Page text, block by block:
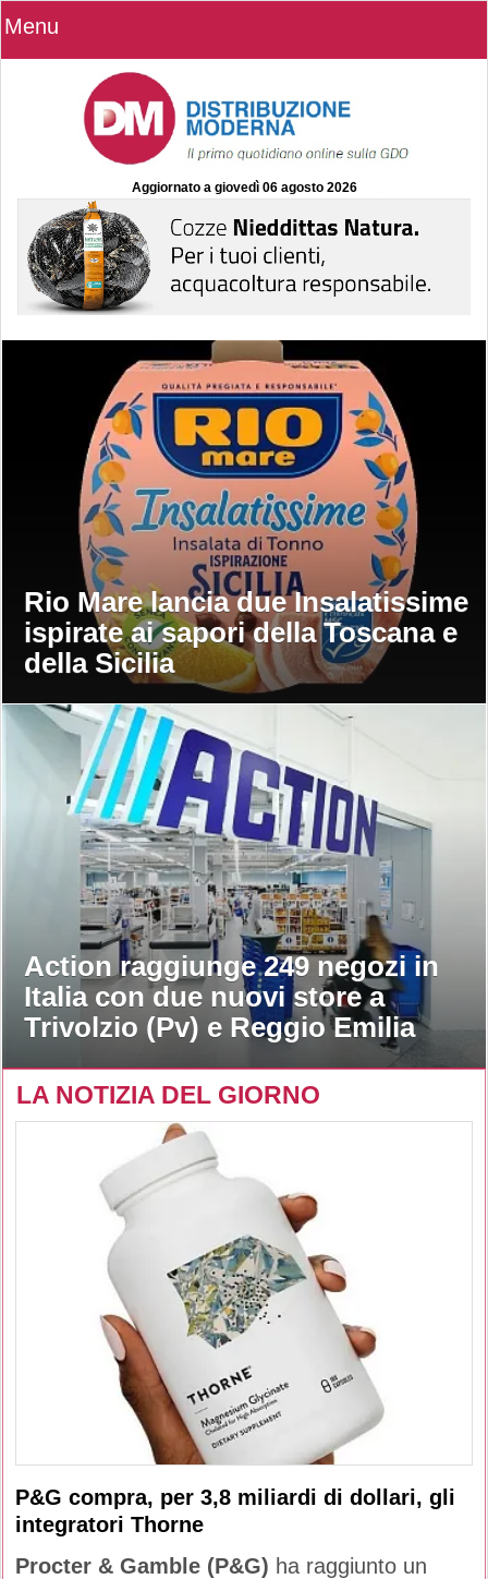
Menu
Aggiornato a giovedì 06 agosto 2026
Rio Mare lancia due Insalatissime
ispirate ai sapori della Toscana e
della Sicilia
Action raggiunge 249 negozi in
Italia con due nuovi store a
Trivolzio (Pv) e Reggio Emilia
LA NOTIZIA DEL GIORNO
P&G compra, per 3,8 miliardi di dollari, gli
integratori Thorne
Procter & Gamble (P&G) ha raggiunto un